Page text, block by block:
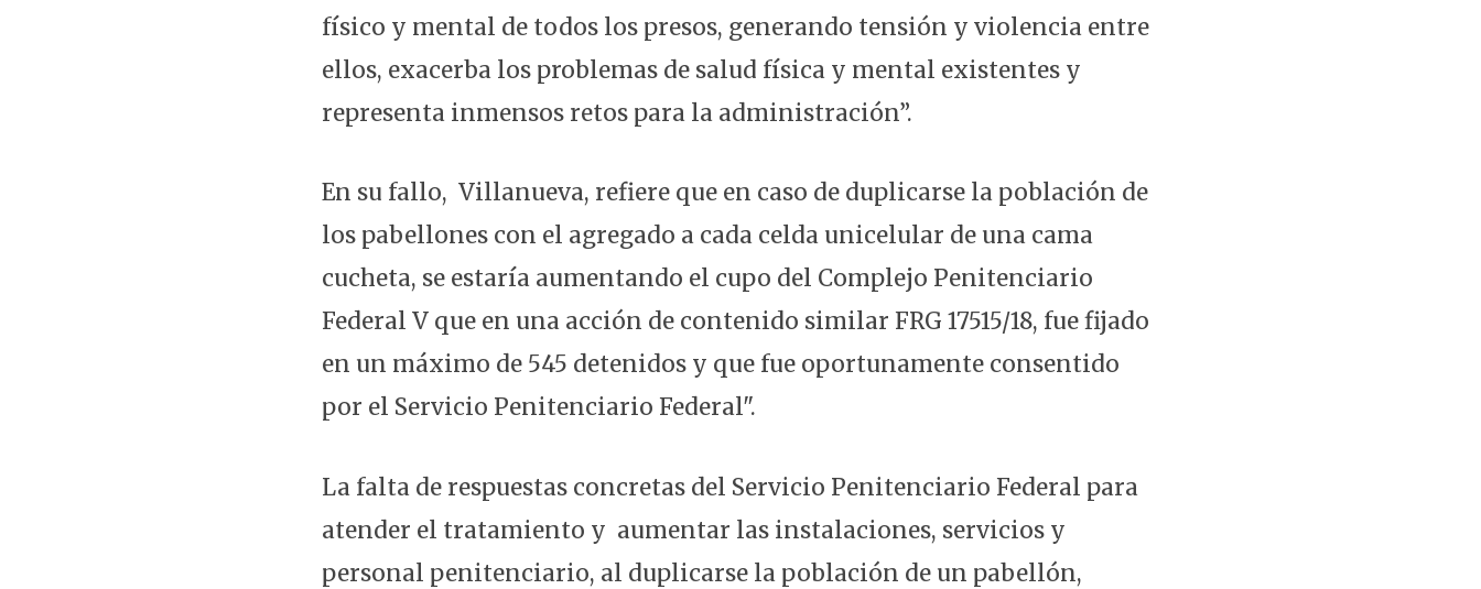
físico y mental de todos los presos, generando tensión y violencia entre
ellos, exacerba los problemas de salud física y mental existentes y
representa inmensos retos para la administración”.
En su fallo, Villanueva, refiere que en caso de duplicarse la población de
los pabellones con el agregado a cada celda unicelular de una cama
cucheta, se estaría aumentando el cupo del Complejo Penitenciario
Federal V que en una acción de contenido similar FRG 17515/18, fue fijado
en un máximo de 545 detenidos y que fue oportunamente consentido
por el Servicio Penitenciario Federal".
La falta de respuestas concretas del Servicio Penitenciario Federal para
atender el tratamiento y aumentar las instalaciones, servicios y
personal penitenciario, al duplicarse la población de un pabellón,